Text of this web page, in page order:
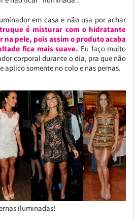
em casa e não usa por achar
é misturar com o hidratante
na pele, pois assim o produto acaba
fica mais suave. Eu faço muito
corporal durante o dia, pra que não
somente no colo e nas pernas.
iluminadas!